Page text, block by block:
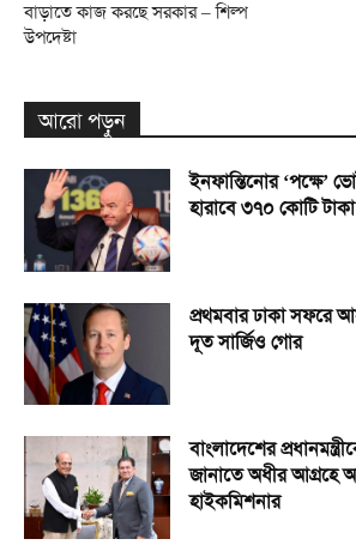
বাড়াতে কাজ করছে সরকার – শিল্প
উপদেষ্টা
আরো পড়ুন
ইনফান্তিনোর ‘পক্ষে’
হারাবে ৩৭০ কোটি টাকা
প্রথমবার ঢাকা সফরে
দূত সার্জিও গোর
বাংলাদেশের
জানাতে অধীর আগ্রহে
হাইকমিশনার